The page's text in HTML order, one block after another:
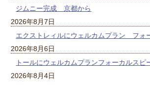
ジムニー完成 京都から
2026年8月7日
エクストレィルにウェルカムプラン フォ
2026年8月6日
トールにウェルカムプランフォーカルスピ
2026年8月4日